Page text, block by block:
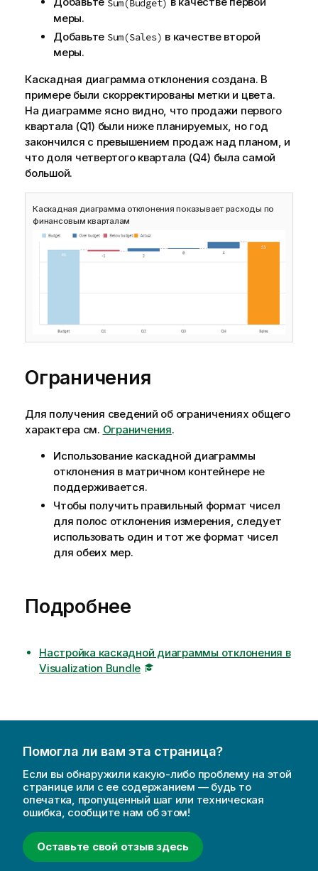
Sum(Budget)
меры.
Добавьте Sum(Sales) в качестве второй
меры.
Каскадная диаграмма отклонения создана. В
примере были скорректированы метки и цвета.
На диаграмме ясно видно, что продажи первого
квартала (Q1) были ниже планируемых, но год
закончился с превышением продаж над планом, и
что доля четвертого квартала (Q4) была самой
большой.
Каскадная диаграмма отклонения показывает расходы по
финансовым кварталам
Ограничения
Для получения сведений об ограничениях общего
характера см. Ограничения.
Использование каскадной диаграммы
отклонения в матричном контейнере не
поддерживается.
Чтобы получить правильный формат чисел
для полос отклонения измерения, следует
использовать один и тот же формат чисел
для обеих мер.
Подробнее
Настройка каскадной диаграммы отклонения в
Visualization Bundle
Помогла ли вам эта страница?
Если вы обнаружили какую-либо проблему на этой
странице или с ее содержанием — будь то
опечатка, пропущенный шаг или техническая
ошибка, сообщите нам об этом!
Оставьте свой отзыв здесь